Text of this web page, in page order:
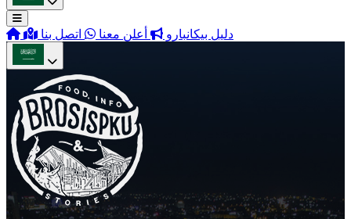
دليل بيكانبارو أعلن معنا اتصل بنا